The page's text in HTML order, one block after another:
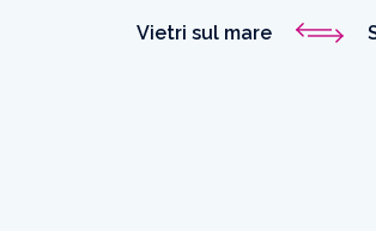
Vietri sul mare